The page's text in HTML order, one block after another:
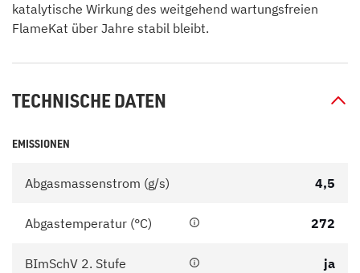
katalytische Wirkung des weitgehend wartungsfreien
FlameKat über Jahre stabil bleibt.
TECHNISCHE DATEN
EMISSIONEN
Abgasmassenstrom (g/s) 4,5
Abgastemperatur (°C) 272
BImSchV 2. Stufe ja